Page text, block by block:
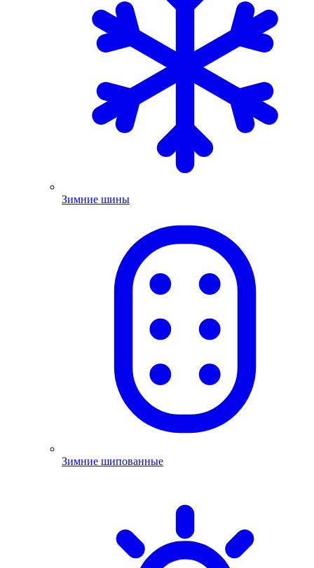
Зимние шины
Зимние шипованные